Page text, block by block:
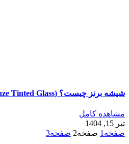
شیشه برنز چیست؟ (Bronze Tinted Glass)
مشاهده کامل
تیر 15, 1404
صفحه 1 صفحه2 صفحه3